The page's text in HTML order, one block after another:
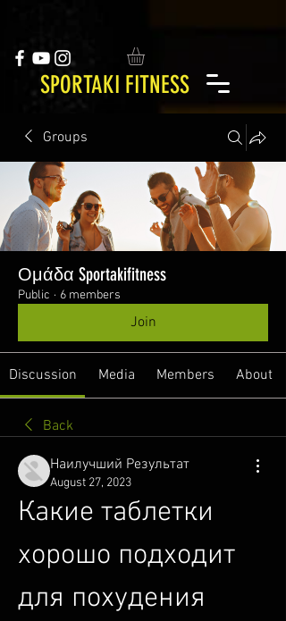
SPORTAKI FITNESS
Groups
Ομάδα Sportakifitness
Public · 6 members
Join
Discussion Media Members About
Back
Наилучший Результат
August 27, 2023
Какие таблетки
хорошо подходит
для похудения